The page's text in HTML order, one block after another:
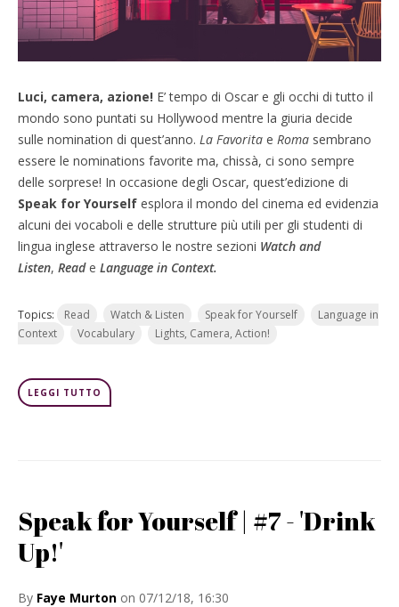
Luci, camera, azione! E’ tempo di Oscar e gli occhi di tutto il
mondo sono puntati su Hollywood mentre la giuria decide
sulle nomination di quest’anno. La Favorita e Roma sembrano
essere le nominations favorite ma, chissà, ci sono sempre
delle sorprese! In occasione degli Oscar, quest’edizione di
Speak for Yourself esplora il mondo del cinema ed evidenzia
alcuni dei vocaboli e delle strutture più utili per gli studenti di
lingua inglese attraverso le nostre sezioni Watch and
Listen, Reade Language in Context.
Topics: Read Watch & Listen Speak for Yourself
Language in
Context
Vocabulary Lights, Camera, Action!
LEGGI TUTTO
Speak for Yourself | #7 - 'Drink
Up!'
By Faye Murton on 07/12/18, 16:30